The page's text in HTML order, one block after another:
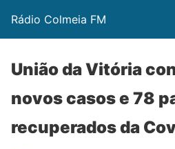
Rádio Colmeia FM
União da Vitória
novos casos e 78
recuperados da